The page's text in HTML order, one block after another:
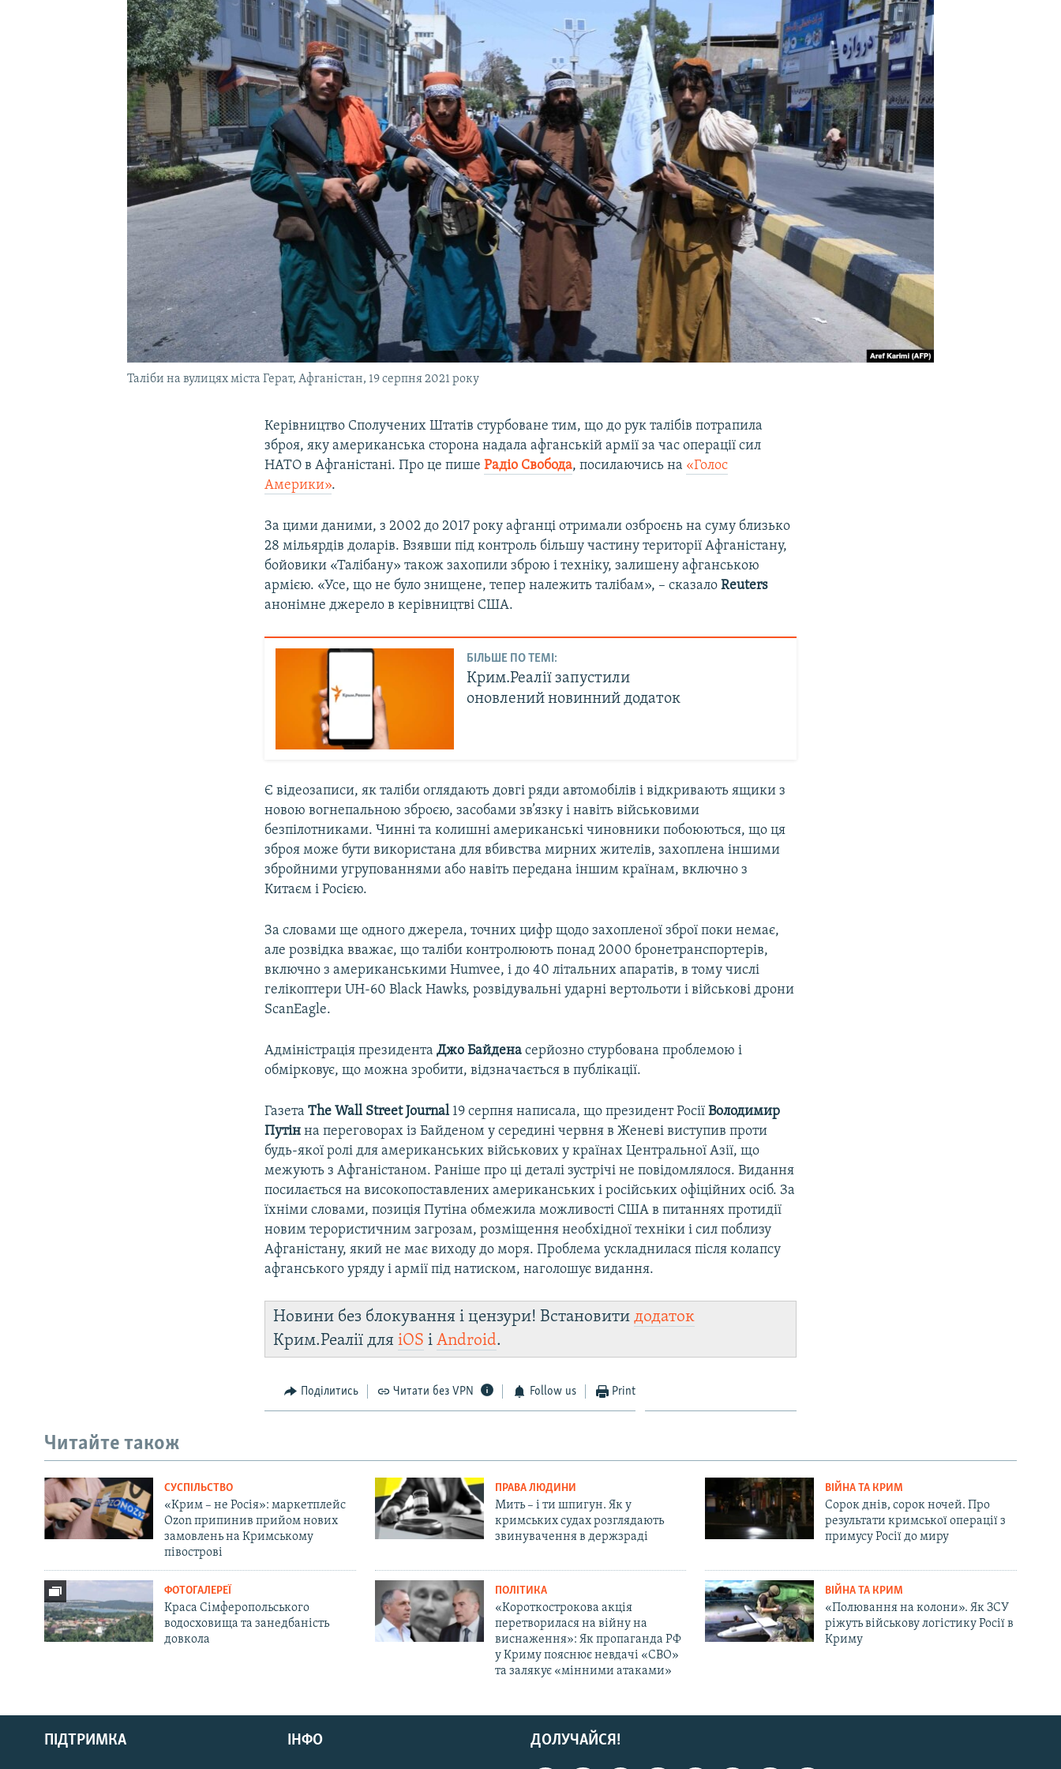
УКРАЇНСЬКА ПРОБЛЕМА КРИМУ
Русский
Qırımtatar
Таліби на вулицях міста Герат, Афганістан, 19 серпня 2021 року
Керівництво Сполучених Штатів стурбоване тим, що до рук талібів потрапила
зброя, яку американська сторона надала афганській армії за час операції сил
НАТО в Афганістані. Про це пишеРадіо Свобода, посилаючись на «Голос
Америки».
За цими даними, з 2002 до 2017 року афганці отримали озброєнь на суму близько
28 мільярдів доларів. Взявши під контроль більшу частину території Афганістану,
бойовики «Талібану» також захопили зброю і техніку, залишену афганською
армією. «Усе, що не було знищене, тепер належить талібам», – сказалоReuters
анонімне джерело в керівництві США.
БІЛЬШЕ ПО ТЕМІ:
Крим.Реалії запустили
оновлений новинний додаток
Є відеозаписи, як таліби оглядають довгі ряди автомобілів і відкривають ящики з
новою вогнепальною зброєю, засобами зв’язку і навіть військовими
безпілотниками. Чинні та колишні американські чиновники побоюються, що ця
зброя може бути використана для вбивства мирних жителів, захоплена іншими
збройними угрупованнями або навіть передана іншим країнам, включно з
Китаєм і Росією.
За словами ще одного джерела, точних цифр щодо захопленої зброї поки немає,
але розвідка вважає, що таліби контролюють понад 2000 бронетранспортерів,
включно з американськими Humvee, і до 40 літальних апаратів, в тому числі
гелікоптери UH-60 Black Hawks, розвідувальні ударні вертольоти і військові дрони
ScanEagle.
Адміністрація президентаДжо Байденасерйозно стурбована проблемою і
обмірковує, що можна зробити, відзначається в публікації.
ГазетаThe Wall Street Journal 19 серпня написала, що президент РосіїВолодимир
Путін на переговорах із Байденом у середині червня в Женеві виступив проти
будь-якої ролі для американських військових у країнах Центральної Азії, що
межують з Афганістаном. Раніше про ці деталі зустрічі не повідомлялося. Видання
посилається на високопоставлених американських і російських офіційних осіб. За
їхніми словами, позиція Путіна обмежила можливості США в питаннях протидії
новим терористичним загрозам, розміщення необхідної техніки і сил поблизу
Афганістану, який не має виходу до моря. Проблема ускладнилася після колапсу
афганського уряду і армії під натиском, наголошує видання.
Новини без блокування і цензури! Встановитидодаток
Крим.Реалії дляiOS іAndroid.
Поділитись Читати без VPN Follow us Print
Читайте також
СУСПІЛЬСТВО
«Крим – не Росія»: маркетплейс
Ozon припинив прийом нових
замовлень на Кримському
півострові
ПРАВА ЛЮДИНИ
Мить – і ти шпигун. Як у
кримських судах розглядають
звинувачення в держзраді
ВІЙНА ТА КРИМ
Сорок днів, сорок ночей. Про
результати кримської операції з
примусу Росії до миру
ФОТОГАЛЕРЕЇ
Краса Сімферопольського
водосховища та занедбаність
довкола
ПОЛІТИКА
«Короткострокова акція
перетворилася на війну на
виснаження»: Як пропаганда РФ
у Криму пояснює невдачі «СВО»
та залякує «мінними атаками»
ВІЙНА ТА КРИМ
«Полювання на колони». Як ЗСУ
ріжуть військову логістику Росії в
Криму
ДОЛУЧАЙСЯ!
ПІДТРИМКА ІНФО